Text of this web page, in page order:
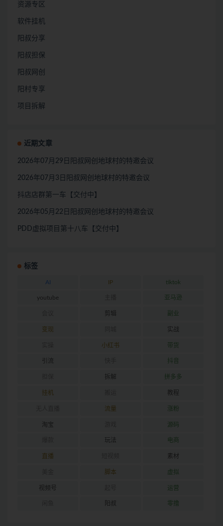
资源专区
软件挂机
阳叔分享
阳叔担保
阳叔网创
阳村专享
项目拆解
近期文章
2026年07月29日阳叔网创地球村的特邀会议
2026年07月3日阳叔网创地球村的特邀会议
抖店店群第一车【交付中】
2026年05月22日阳叔网创地球村的特邀会议
PDD虚拟项目第十八车【交付中】
标签
AI IP tiktok
youtube 亚马逊
剪辑 副业
变现 实战
小红书 带货
引流 抖音
拆解 拼多多
挂机 教程
流量 涨粉
淘宝 源码
玩法 电商
直播 素材
脚本 虚拟
视频号 运营
阳叔 零撸